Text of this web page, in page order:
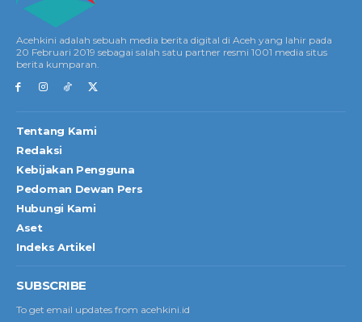
Acehkini adalah sebuah media berita digital di Aceh yang lahir pada
20 Februari 2019 sebagai salah satu partner resmi 1001 media situs
berita kumparan.
Tentang Kami
Redaksi
Kebijakan Pengguna
Pedoman Dewan Pers
Hubungi Kami
Aset
Indeks Artikel
SUBSCRIBE
To get email updates from acehkini.id